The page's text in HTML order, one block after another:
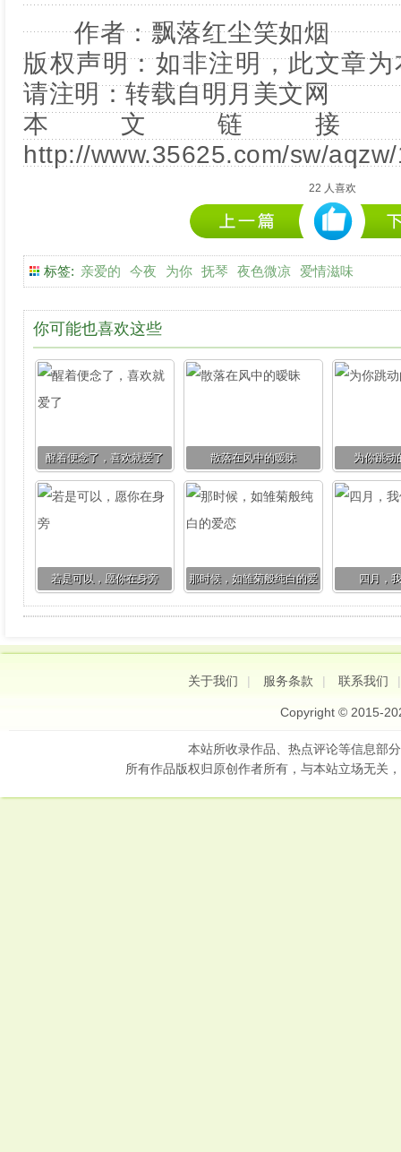
作者：飘落红尘笑如烟
版权声明：如非注明，此文章
请注明：转载自明月美文网
本文链接
http://www.35625.com/sw/
22 人喜欢
标签: 亲爱的 今夜 为你 抚琴 夜色微凉 爱情滋味
你可能也喜欢这些
醒着便念了，喜欢就爱了 散落在风中的暧昧 为你跳动
若是可以，愿你在身旁
那时候，如雏菊般纯白的爱
四月，
关于我们 | 服务条款 | 联系我们
Copyright © 2015-
本站所收录作品、热点评论等信息部
所有作品版权归原创作者所有，与本站立场无关